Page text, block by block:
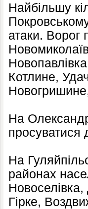
Найбільшу
атаки. Ворог
Котлине,
На
просуватися
На
районах
Гірке,